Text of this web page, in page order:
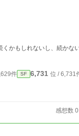
かもしれないし、続かな
件 SF 6,731 位 / 6,731
感想数 0